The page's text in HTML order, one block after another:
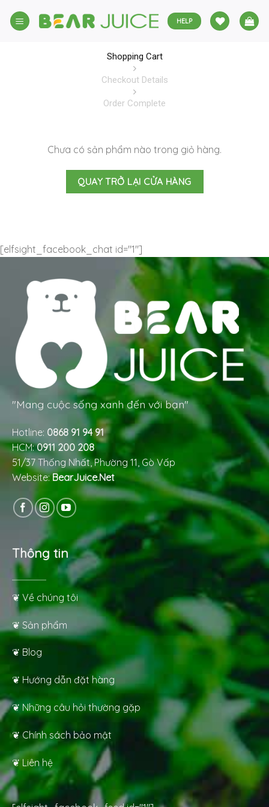
HELP
Shopping Cart
Checkout Details
Order Complete
Chưa có sản phẩm nào trong giỏ hàng.
QUAY TRỞ LẠI CỬA HÀNG
[elfsight_facebook_chat id="1"]
"Mang cuộc sống xanh đến với bạn"
Hotline: 0868 91 94 91
HCM:0911 200 208
51/37 Thống Nhất, Phường 11, Gò Vấp
Website:BearJuice.Net
Thông tin
❦ Về chúng tôi
❦ Sản phẩm
❦ Blog
❦ Hướng dẫn đặt hàng
❦ Những câu hỏi thường gặp
❦ Chính sách bảo mật
❦ Liên hệ